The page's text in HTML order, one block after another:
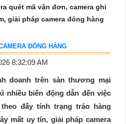
ĐÓNG HÀNG
8:32:09 AM
doanh trên sàn thương mại
nhiều biến động dẫn đến việc
đấy tính trạng tráo hàng
mất uy tín, giải pháp camera